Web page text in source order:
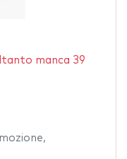
manca 39
,